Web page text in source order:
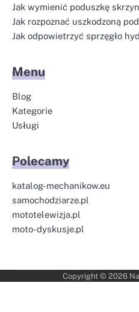
Jak wymienić poduszkę
Jak rozpoznać uszkodzoną
Jak odpowietrzyć sprzęgło
Menu
Blog
Kategorie
Usługi
Polecamy
katalog-mechanikow.eu
samochodziarze.pl
mototelewizja.pl
moto-dyskusje.pl
Copyright © 2026